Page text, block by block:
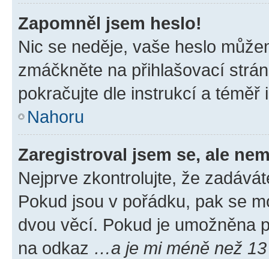
Zapomněl jsem heslo!
Nic se neděje, vaše heslo
zmáčkněte na přihlašovací
pokračujte dle instrukcí a téměř
Nahoru
Zaregistroval jsem se, ale
Nejprve zkontrolujte, že
Pokud jsou v pořádku, pak se
dvou věcí. Pokud je umožněna
na odkaz …a je mi méně než